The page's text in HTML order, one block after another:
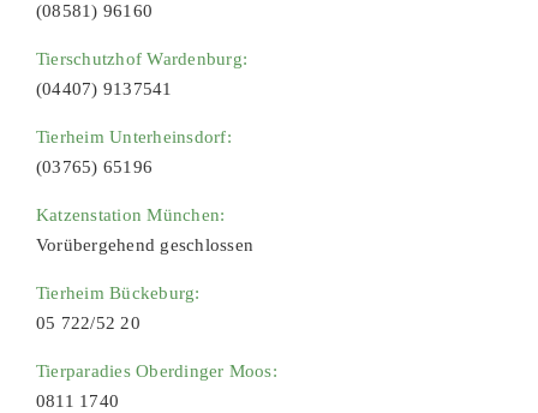
(08581) 96160
Tierschutzhof Wardenburg:
(04407) 9137541
Tierheim Unterheinsdorf:
(03765) 65196
Katzenstation München:
Vorübergehend geschlossen
Tierheim Bückeburg:
05 722/52 20
Tierparadies Oberdinger Moos:
0811 1740